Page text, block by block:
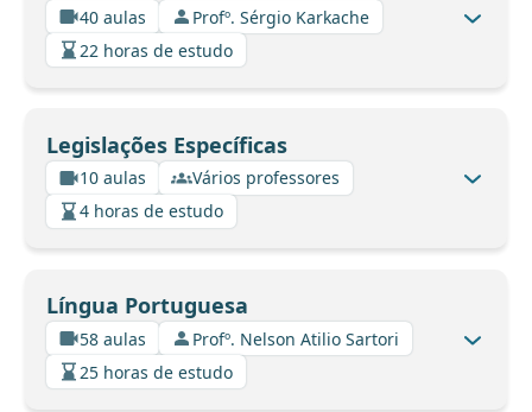
40 aulas
Profº. Sérgio Karkache
22 horas de estudo
Legislações Específicas
10 aulas
Vários professores
4 horas de estudo
Língua Portuguesa
58 aulas
Profº. Nelson Atilio Sartori
25 horas de estudo